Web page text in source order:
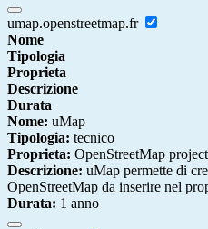
umap.openstreetmap.fr
Nome
Tipologia
Proprieta
Descrizione
Durata
Nome: uMap
Tipologia: tecnico
Proprieta: OpenStreetMap project
Descrizione: uMap permette di
OpenStreetMap da inserire nel
Durata: 1 anno